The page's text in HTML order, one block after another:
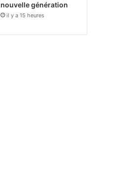
nouvelle génération
il y a 15 heures